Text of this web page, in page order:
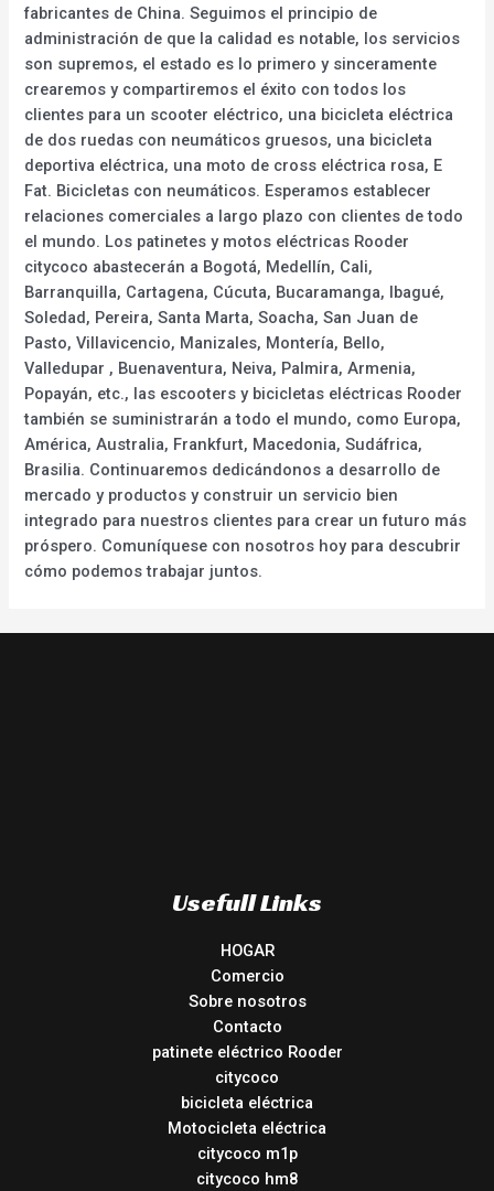
fabricantes de China. Seguimos el principio de
administración de que la calidad es notable, los servicios
son supremos, el estado es lo primero y sinceramente
crearemos y compartiremos el éxito con todos los
clientes para un scooter eléctrico, una bicicleta eléctrica
de dos ruedas con neumáticos gruesos, una bicicleta
deportiva eléctrica, una moto de cross eléctrica rosa, E
Fat. Bicicletas con neumáticos. Esperamos establecer
relaciones comerciales a largo plazo con clientes de todo
el mundo. Los patinetes y motos eléctricas Rooder
citycoco abastecerán a Bogotá, Medellín, Cali,
Barranquilla, Cartagena, Cúcuta, Bucaramanga, Ibagué,
Soledad, Pereira, Santa Marta, Soacha, San Juan de
Pasto, Villavicencio, Manizales, Montería, Bello,
Valledupar , Buenaventura, Neiva, Palmira, Armenia,
Popayán, etc., las escooters y bicicletas eléctricas Rooder
también se suministrarán a todo el mundo, como Europa,
América, Australia, Frankfurt, Macedonia, Sudáfrica,
Brasilia. Continuaremos dedicándonos a desarrollo de
mercado y productos y construir un servicio bien
integrado para nuestros clientes para crear un futuro más
próspero. Comuníquese con nosotros hoy para descubrir
cómo podemos trabajar juntos.
Usefull Links
HOGAR
Comercio
Sobre nosotros
Contacto
patinete eléctrico Rooder
citycoco
bicicleta eléctrica
Motocicleta eléctrica
citycoco m1p
citycoco hm8